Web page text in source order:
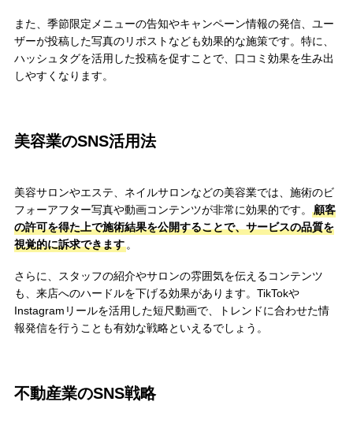
また、季節限定メニューの告知やキャンペーン情報の発信、ユー
ザーが投稿した写真のリポストなども効果的な施策です。特に、
ハッシュタグを活用した投稿を促すことで、口コミ効果を生み出
しやすくなります。
美容業のSNS活用法
美容サロンやエステ、ネイルサロンなどの美容業では、施術のビ
フォーアフター写真や動画コンテンツが非常に効果的です。
顧客
の許可を得た上で施術結果を公開することで、サービスの品質を
視覚的に訴求できます。
さらに、スタッフの紹介やサロンの雰囲気を伝えるコンテンツ
も、来店へのハードルを下げる効果があります。TikTokや
Instagramリールを活用した短尺動画で、トレンドに合わせた情
報発信を行うことも有効な戦略といえるでしょう。
不動産業のSNS戦略